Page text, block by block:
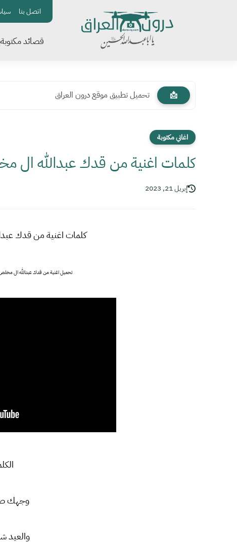
اتصل بنا
قصائد مكتوبة
📩 تحميل تطبيق موقع درون العراق
اغاني مكتوبة
كلمات اغنية من قدك عبدالله ال
إبريل 21, 2023
كلمات اغنية من قدك
تحميل اغنية من قدك عبدالله ال
وجهك
والعيد